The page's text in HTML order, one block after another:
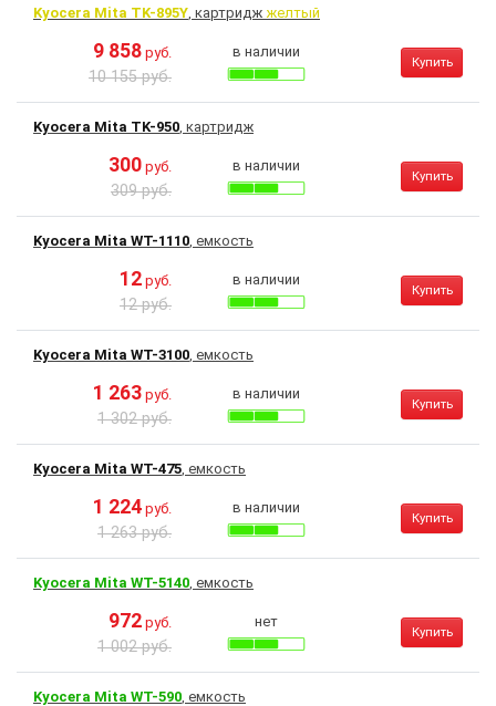
Kyocera Mita TK-895Y, картридж желтый
9 858 руб.
10 155 руб.
в наличии
Купить
Kyocera Mita TK-950, картридж
300 руб.
309 руб.
в наличии
Купить
Kyocera Mita WT-1110, емкость
12 руб.
12 руб.
в наличии
Купить
Kyocera Mita WT-3100, емкость
1 263 руб.
1 302 руб.
в наличии
Купить
Kyocera Mita WT-475, емкость
1 224 руб.
1 263 руб.
в наличии
Купить
Kyocera Mita WT-5140, емкость
972 руб.
1 002 руб.
нет
Купить
Kyocera Mita WT-590, емкость